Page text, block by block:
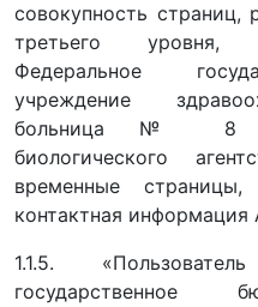
совокупность страниц,
третьего уровня,
Федеральное
учреждение
больница № 8
биологического
временные
контактная
1.1.5.
государственное